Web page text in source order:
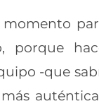
porque
-que